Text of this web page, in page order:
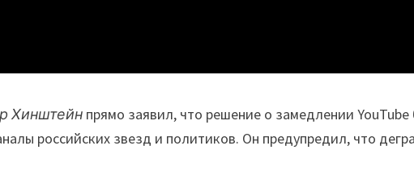
Хинштейн прямо заявил, что решение о замедлении
российских звезд и политиков. Он предупредил, что